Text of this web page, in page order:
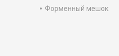
Форменный мешок